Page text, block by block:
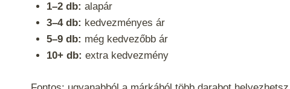
1–2 db: alapár
3–4 db: kedvezményes ár
5–9 db: még kedvezőbb ár
10+ db: extra kedvezmény